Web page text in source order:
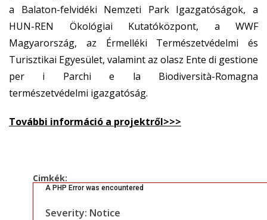
a Balaton-felvidéki Nemzeti Park Igazgatóságok, a
HUN-REN Ökológiai Kutatóközpont, a WWF
Magyarország, az Érmelléki Természetvédelmi és
Turisztikai Egyesület, valamint az olasz Ente di gestione
per i Parchi e la Biodiversità-Romagna
természetvédelmi igazgatóság.
További információ a projektről>>>
Cimkék:
A PHP Error was encountered
Severity: Notice